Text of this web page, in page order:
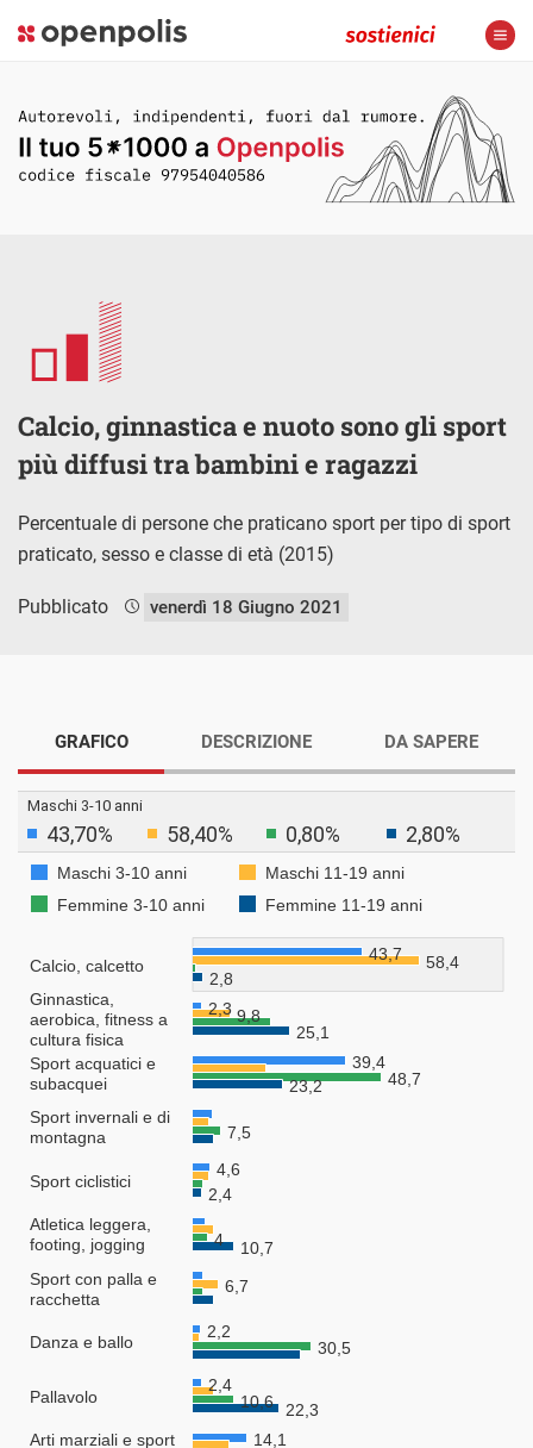
Calcio, ginnastica e nuoto sono gli sport
più diffusi tra bambini e ragazzi
Percentuale di persone che praticano sport per tipo di sport
praticato, sesso e classe di età (2015)
Pubblicato venerdì 18 Giugno 2021
GRAFICO DESCRIZIONE DA SAPERE